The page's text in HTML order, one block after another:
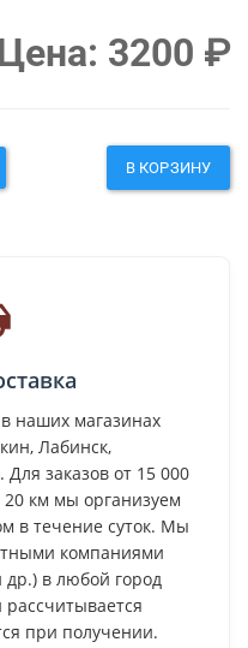
3200 ₽
В КОРЗИНУ
наших магазинах
Лабинск,
Для заказов от 15 000
20 км мы организуем
в течение суток. Мы
компаниями
в любой город
при получении.